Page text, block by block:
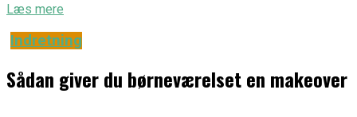
Læs mere
Indretning
Sådan giver du børneværelset en makeover